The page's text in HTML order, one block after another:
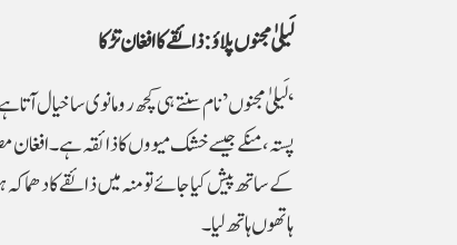
لَیلیٰ مجنوں پلاؤ: ذائقے کا افغان تڑکا
‘لَیلیٰ مجنوں’ نام سنتے ہی کچھ رومانوی ساخیال
پستہ، منکے جیسے خشک میووں کا ذائقہ ہے۔
کے ساتھ پیش کیا جائے تو منہ میں ذائقے کا
ہاتھوں ہاتھ لیا۔